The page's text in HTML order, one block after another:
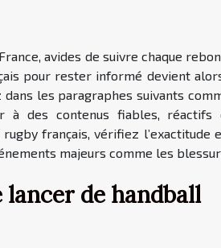
avides de suivre chaque
pour rester informé devient
les paragraphes suivants
à des contenus fiables,
français, vérifiez l’exactitude
majeurs comme les
de handball